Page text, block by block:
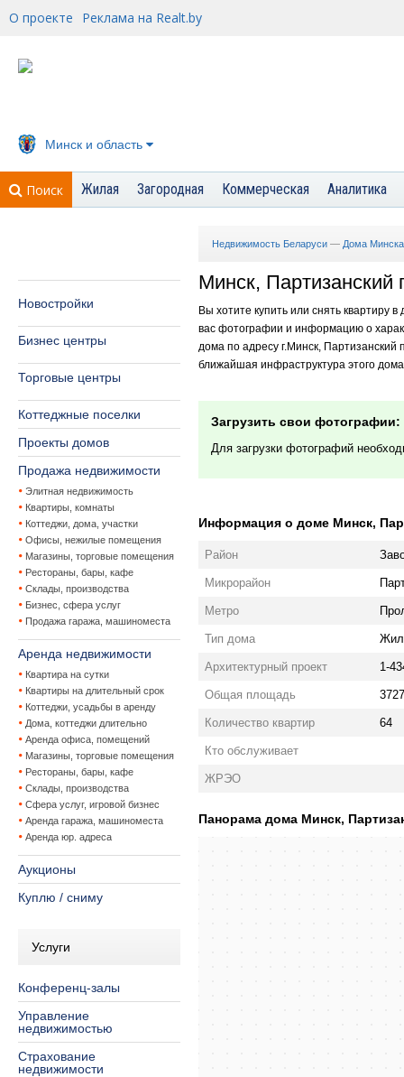
О проекте Реклама на Realt.by
Минск и область
Поиск Жилая Загородная Коммерческая Аналитика
Новостройки
Бизнес центры
Торговые центры
Коттеджные поселки
Проекты домов
Продажа недвижимости
Элитная недвижимость
Квартиры, комнаты
Коттеджи, дома, участки
Офисы, нежилые помещения
Магазины, торговые помещения
Рестораны, бары, кафе
Склады, производства
Бизнес, сфера услуг
Продажа гаража, машиноместа
Аренда недвижимости
Квартира на сутки
Квартиры на длительный срок
Коттеджи, усадьбы в аренду
Дома, коттеджи длительно
Аренда офиса, помещений
Магазины, торговые помещения
Рестораны, бары, кафе
Склады, производства
Сфера услуг, игровой бизнес
Аренда гаража, машиноместа
Аренда юр. адреса
Аукционы
Куплю / сниму
Услуги
Конференц-залы
Управление
недвижимостью
Страхование
недвижимости
Недвижимость Беларуси — Дома Минска
Минск, Партизанский
Вы хотите купить или снять квартиру
вас фотографии и информацию о
дома по адресу г.Минск, Партизанский
ближайшая инфраструктура этого
Загрузить свои фотографии:
Для загрузки фотографий
Информация о доме Минск,
Район
Микрорайон
Метро
Тип дома
Архитектурный проект 1-
Общая площадь
Количество квартир 64
Кто обслуживает
ЖРЭО
Панорама дома Минск,